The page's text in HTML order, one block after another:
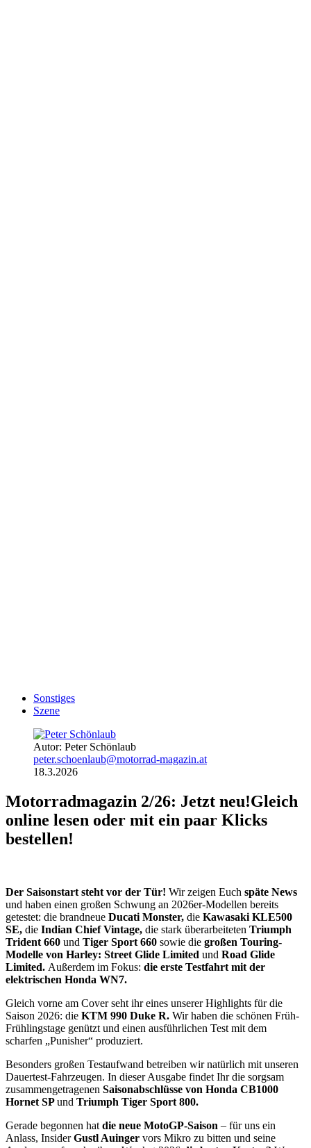
Sonstiges
Szene
Autor: Peter Schönlaub
peter.schoenlaub@motorrad-magazin.at
18.3.2026
Motorradmagazin 2/26: Jetzt neu!Gleich
online lesen oder mit ein paar Klicks
bestellen!
Der Saisonstart steht vor der Tür! Wir zeigen Euch späte News
und haben einen großen Schwung an 2026er-Modellen bereits
getestet: die brandneue Ducati Monster, die Kawasaki KLE500
SE, die Indian Chief Vintage, die stark überarbeiteten Triumph
Trident 660 und Tiger Sport 660 sowie die großen Touring-
Modelle von Harley: Street Glide Limited und Road Glide
Limited. Außerdem im Fokus: die erste Testfahrt mit der
elektrischen Honda WN7.
Gleich vorne am Cover seht ihr eines unserer Highlights für die
Saison 2026: die KTM 990 Duke R. Wir haben die schönen Früh-
Frühlingstage genützt und einen ausführlichen Test mit dem
scharfen „Punisher“ produziert.
Besonders großen Testaufwand betreiben wir natürlich mit unseren
Dauertest-Fahrzeugen. In dieser Ausgabe findet Ihr die sorgsam
zusammengetragenen Saisonabschlüsse von Honda CB1000
Hornet SPund Triumph Tiger Sport 800.
Gerade begonnen hat die neue MotoGP-Saison – für uns ein
Anlass, InsiderGustl Auinger vors Mikro zu bitten und seine